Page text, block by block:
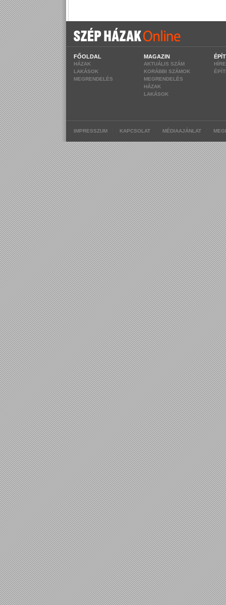
FŐOLDAL
HÁZAK
LAKÁSOK
MEGRENDELÉS
MAGAZIN
AKTUÁLIS SZÁM
KORÁBBI SZÁMOK
MEGRENDELÉS
HÁZAK
LAKÁSOK
IMPRESSZUM KAPCSOLAT MÉDIAAJÁNLAT